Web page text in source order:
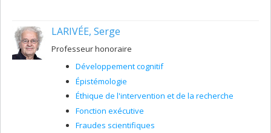
LARIVÉE, Serge
Professeur honoraire
Développement cognitif
Épistémologie
Éthique de l'intervention et de la recherche
Fonction exécutive
Fraudes scientifiques